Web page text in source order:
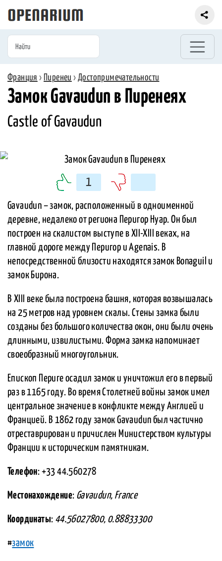
Франция › Пиренеи ›Достопримечательности
Замок Gavaudun в Пиренеях
Castle of Gavaudun
1
Gavaudun – замок, расположенный в одноименной
деревне, недалеко от региона Перигор Нуар. Он был
построен на скалистом выступе в XII-XIII веках, на
главной дороге между Перигор и Agenais. В
непосредственной близости находятся замок Bonaguil и
замок Бирона.
В XIII веке была построена башня, которая возвышалась
на 25 метров над уровнем скалы. Стены замка были
созданы без большого количества окон, они были очень
длинными, извилистыми. Форма замка напоминает
своеобразный многоугольник.
Епископ Периге осадил замок и уничтожил его в первый
раз в 1165 году. Во время Столетней войны замок имел
центральное значение в конфликте между Англией и
Францией. В 1862 году замок Gavaudun был частично
отреставрирован и причислен Министерством культуры
Франции к историческим памятникам.
Телефон: +33 44.560278
Местонахождение: Gavaudun, France
Координаты: 44.56027800, 0.88833300
#замок